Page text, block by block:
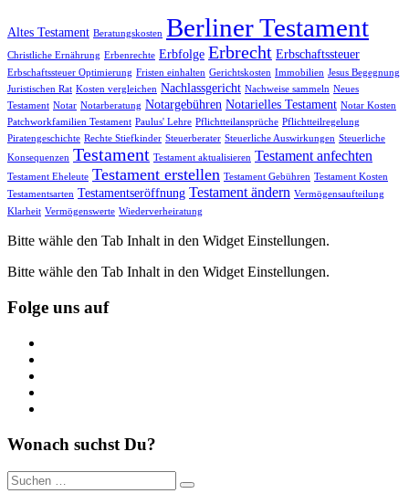
Altes Testament Beratungskosten Berliner Testament
Christliche Ernährung Erbenrechte Erbfolge Erbrecht Erbschaftssteuer
Erbschaftssteuer Optimierung Fristen einhalten Gerichtskosten Immobilien Jesus Begegnung
Juristischen Rat Kosten vergleichen Nachlassgericht Nachweise sammeln Neues
Testament Notar Notarberatung Notargebühren Notarielles Testament Notar Kosten
Patchworkfamilien Testament Paulus' Lehre Pflichtteilansprüche Pflichtteilregelung
Piratengeschichte Rechte Stiefkinder Steuerberater Steuerliche Auswirkungen Steuerliche
Konsequenzen Testament Testament aktualisieren Testament anfechten
Testament Eheleute Testament erstellen Testament Gebühren Testament Kosten
Testamentsarten Testamentseröffnung Testament ändern Vermögensaufteilung
Klarheit Vermögenswerte Wiederverheiratung
Bitte wähle den Tab Inhalt in den Widget Einstellungen.
Bitte wähle den Tab Inhalt in den Widget Einstellungen.
Folge uns auf
Wonach suchst Du?
Suche
nach: